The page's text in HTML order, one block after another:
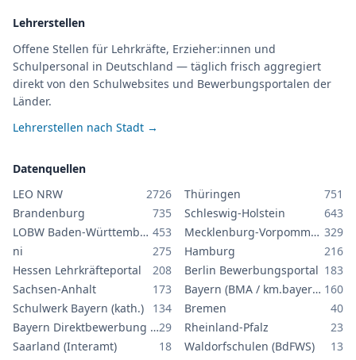
Lehrerstellen
Offene Stellen für Lehrkräfte, Erzieher:innen und
Schulpersonal in Deutschland — täglich frisch aggregiert
direkt von den Schulwebsites und Bewerbungsportalen der
Länder.
Lehrerstellen nach Stadt →
Datenquellen
LEO NRW
2726 Thüringen
751
Brandenburg
735 Schleswig-Holstein
643
LOBW Baden-Württemberg 453 Mecklenburg-Vorpommern 329
ni
275 Hamburg
216
Hessen Lehrkräfteportal
208 Berlin Bewerbungsportal 183
Sachsen-Anhalt
173 Bayern (BMA / km.bayern.de) 160
Schulwerk Bayern (kath.)
134 Bremen
40
Bayern Direktbewerbung GS/MS29 Rheinland-Pfalz
23
Saarland (Interamt)
18 Waldorfschulen (BdFWS)
13